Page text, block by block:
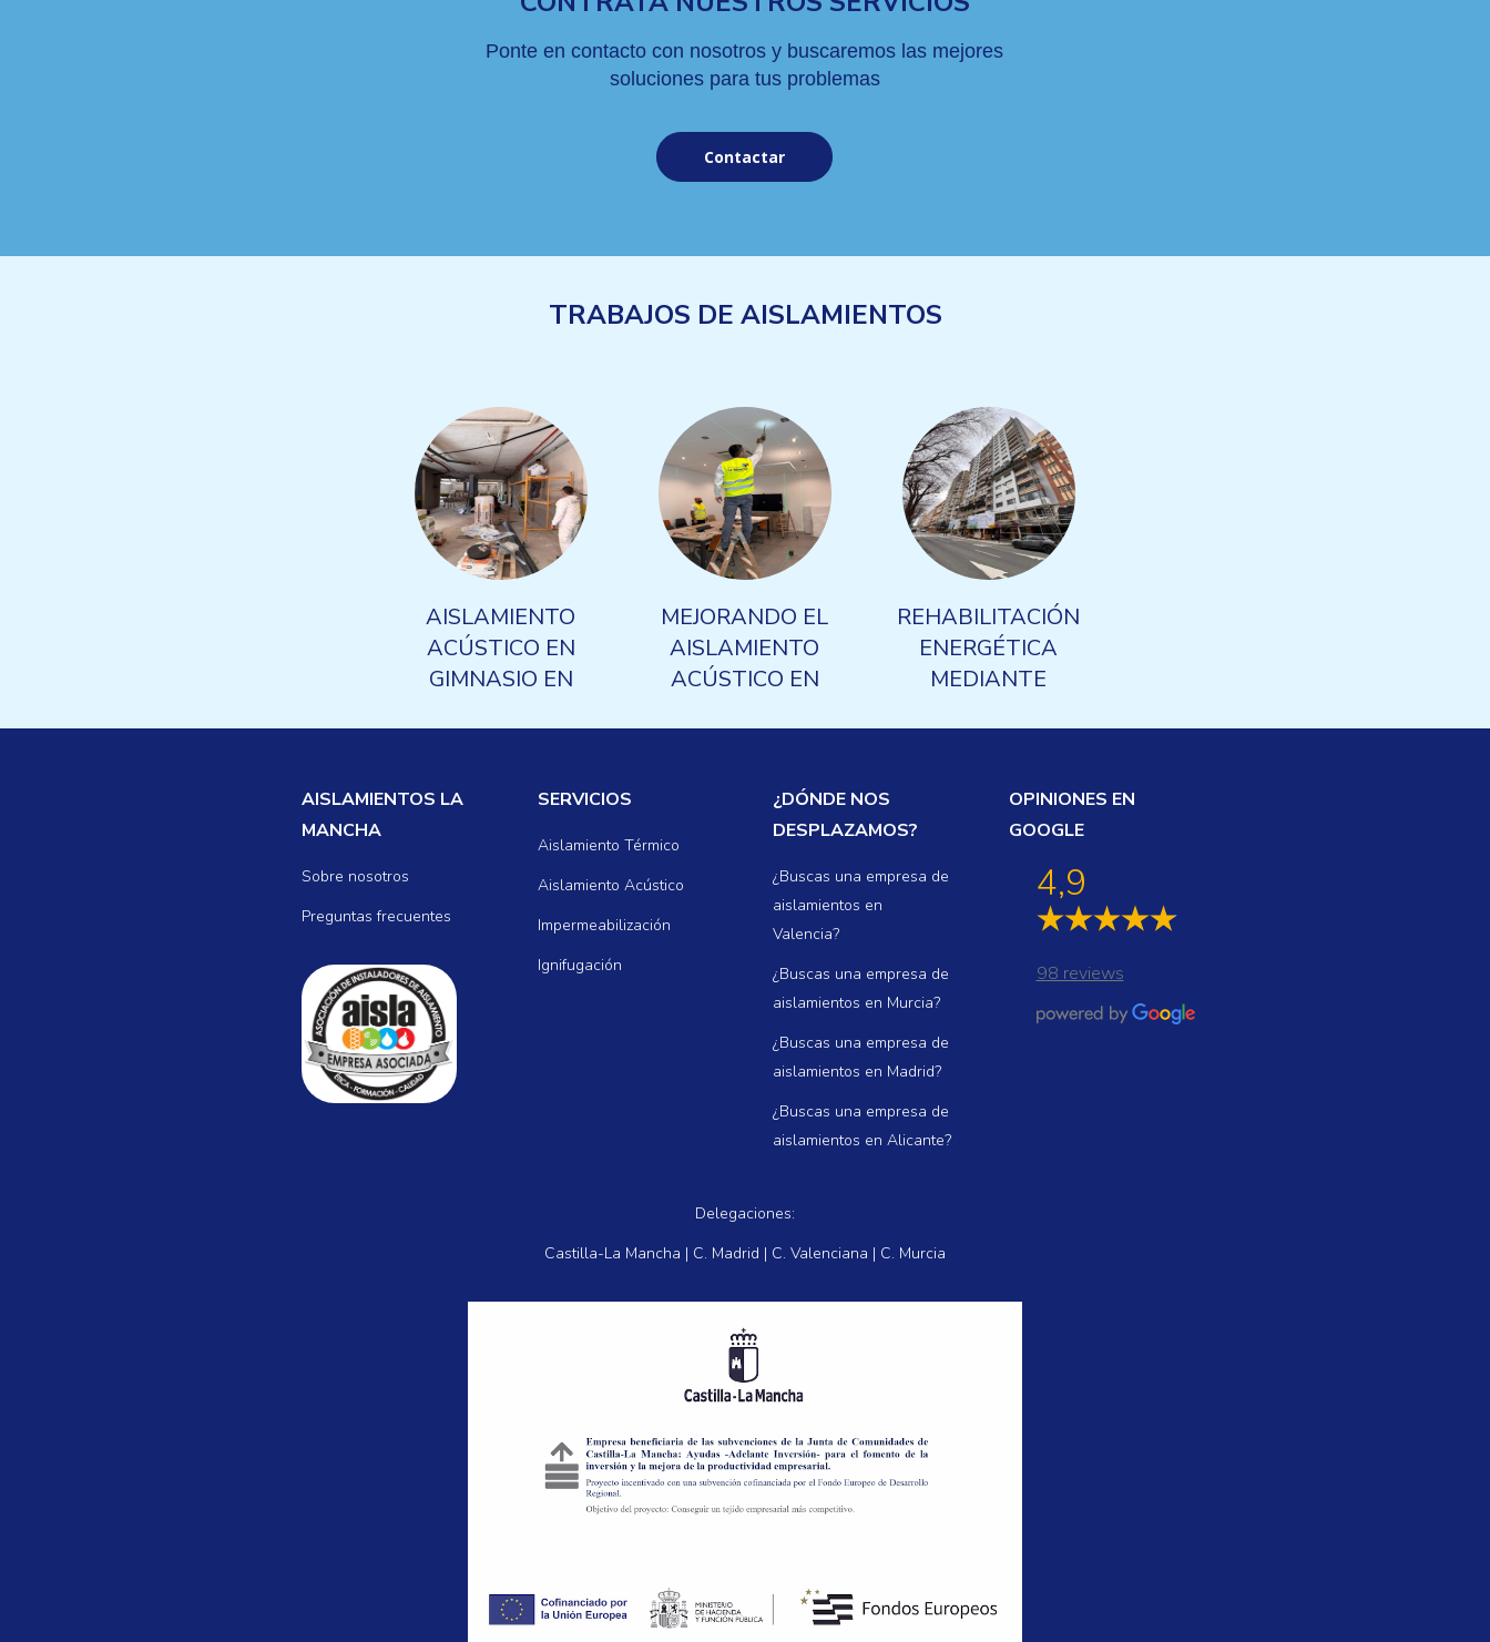
Ponte en contacto con nosotros y buscaremos las mejores
soluciones para tus problemas
Contactar
TRABAJOS DE AISLAMIENTOS
AISLAMIENTO
ACÚSTICO EN
GIMNASIO EN
MEJORANDO EL
AISLAMIENTO
ACÚSTICO EN
REHABILITACIÓN
ENERGÉTICA
MEDIANTE
AISLAMIENTOS LA
MANCHA
Sobre nosotros
Preguntas frecuentes
SERVICIOS
Aislamiento Térmico
Aislamiento Acústico
Impermeabilización
Ignifugación
¿DÓNDE NOS
DESPLAZAMOS?
¿Buscas una empresa de
aislamientos en
Valencia?
¿Buscas una empresa de
aislamientos en Murcia?
¿Buscas una empresa de
aislamientos en Madrid?
¿Buscas una empresa de
aislamientos en Alicante?
OPINIONES EN
GOOGLE
4,9
98 reviews
Delegaciones:
Castilla-La Mancha | C. Madrid | C. Valenciana | C. Murcia